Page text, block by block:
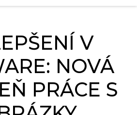
V
NOVÁ
PRÁCE S